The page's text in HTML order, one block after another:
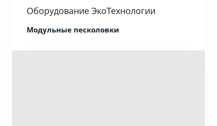
Оборудование ЭкоТехнологии
Модульные песколовки